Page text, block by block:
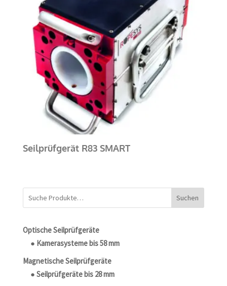
Seilprüfgerät R83 SMART
Suchen
Optische Seilprüfgeräte
● Kamerasysteme bis 58 mm
Magnetische Seilprüfgeräte
● Seilprüfgeräte bis 28 mm